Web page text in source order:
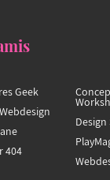
Geek
404